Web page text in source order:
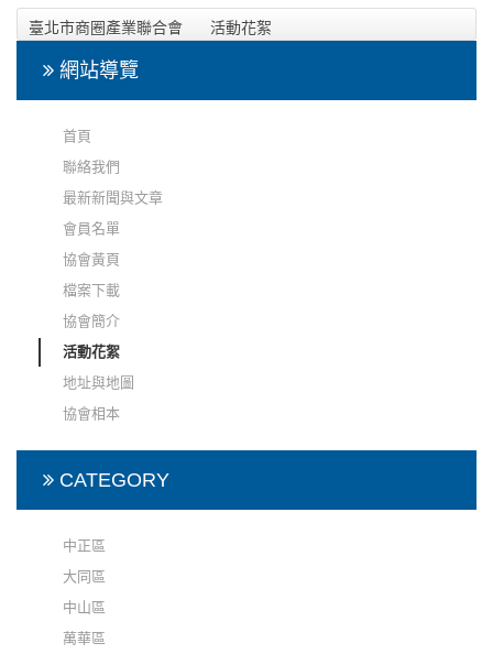
臺北市商圈產業聯合會
活動花絮
2024年08月17日【赤峰草地音樂會】開幕活動相本
網站導覽
首頁
聯絡我們
最新新聞與文章
會員名單
協會黃頁
檔案下載
協會簡介
活動花絮
地址與地圖
協會相本
CATEGORY
中正區
大同區
中山區
萬華區